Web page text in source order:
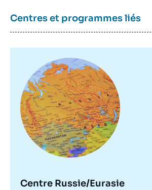
Centres et programmes liés
principale
Centre Russie/Eurasie
Image
de
couverture
de
la
publication
Articles, Ifri, 1 juin 2015.